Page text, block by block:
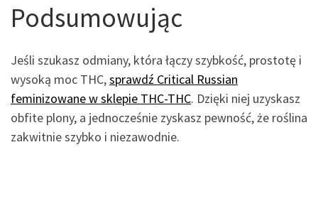
Podsumowując
Jeśli szukasz odmiany, która łączy szybkość, prostotę i
wysoką moc THC,sprawdź Critical Russian
feminizowane w sklepie THC-THC. Dzięki niej uzyskasz
obfite plony, a jednocześnie zyskasz pewność, że roślina
zakwitnie szybko i niezawodnie.